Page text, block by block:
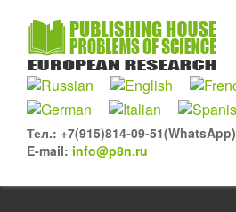
Тел.: +7(915)814-09-51(WhatsApp)
E-mail: info@p8n.ru